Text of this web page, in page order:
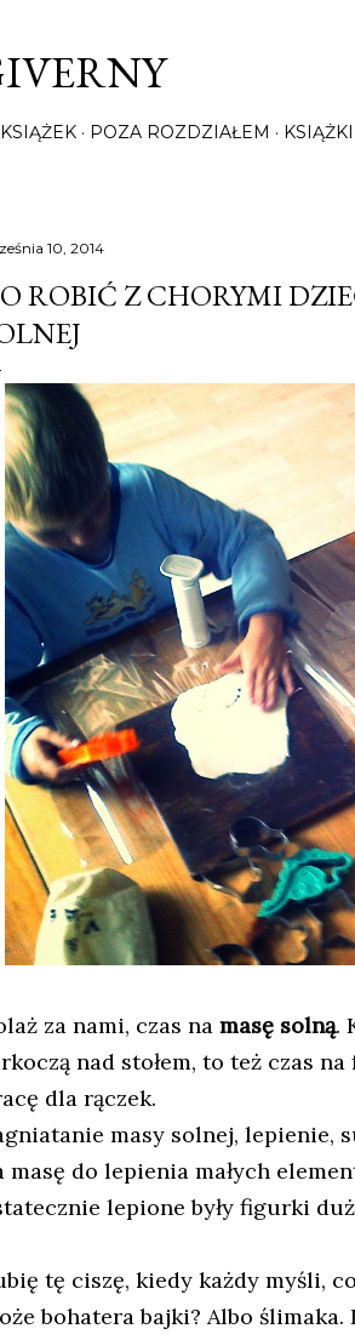
POZA ROZDZIAŁEM
10, 2014
ROBIĆ Z CHORYMI
za nami, czas na masę solną.
nad stołem, to też czas
dla rączek.
masy solnej, lepienie,
masę do lepienia małych
lepione były figurki
tę ciszę, kiedy każdy myśli,
bohatera bajki? Albo ślimaka.